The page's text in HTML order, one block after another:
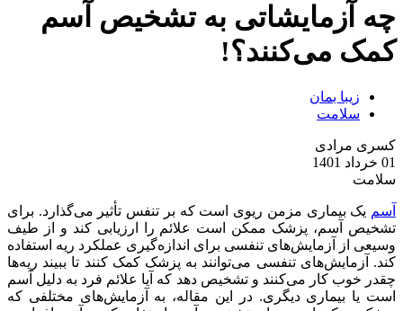
چه آزمایشاتی به تشخیص آسم
کمک می‌کنند؟!
زیبا بمان
سلامت
کسری مرادی
01 خرداد 1401
سلامت
آسم یک بیماری مزمن ریوی است که بر تنفس تأثیر می‌گذارد. برای
تشخیص آسم، پزشک ممکن است علائم را ارزیابی کند و از طیف
وسیعی از آزمایش‌های تنفسی برای اندازه‌گیری عملکرد ریه استفاده
کند. آزمایش‌های تنفسی می‌توانند به پزشک کمک کنند تا ببیند ریه‌ها
چقدر خوب کار می‌کنند و تشخیص دهد که آیا علائم فرد به دلیل آسم
است یا بیماری دیگری. در این مقاله، به آزمایش‌های مختلفی که